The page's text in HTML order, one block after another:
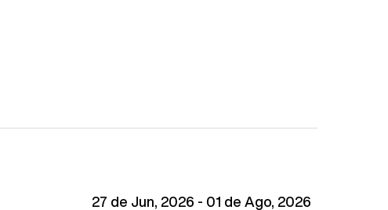
27 de Jun, 2026 - 01 de Ago, 2026